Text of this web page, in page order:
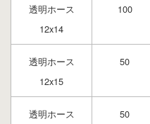
透明ホース
12x14
100
透明ホース
12x15
50
透明ホース
50